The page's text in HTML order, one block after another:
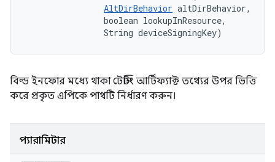
AltDirBehavior altDirBehavior,
                boolean lookupInResource,
                String deviceSigningKey)
বিল্ড ইনফোর মধ্যে থাকা টেস্টিং আর্টিফ্যাক্ট তথ্যের উপর ভিত্তি
করে প্রকৃত এপিকে পাথটি নির্ধারণ করুন।
প্যারামিটার